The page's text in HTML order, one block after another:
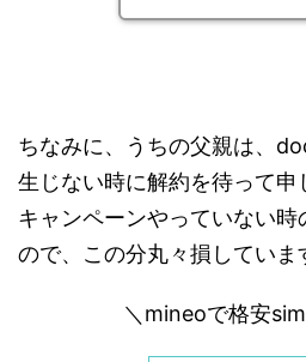
ちなみに、うちの父親は、
生じない時に解約を待って
キャンペーンやっていない
ので、この分丸々損していま
＼mineoで格安